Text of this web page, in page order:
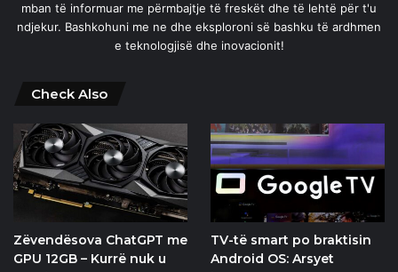
mban të informuar me përmbajtje të freskët dhe të lehtë për t'u
ndjekur. Bashkohuni me ne dhe eksploroni së bashku të ardhmen
e teknologjisë dhe inovacionit!
Check Also
Zëvendësova ChatGPT me
GPU 12GB – Kurrë nuk u
TV-të smart po braktisin
Android OS: Arsyet